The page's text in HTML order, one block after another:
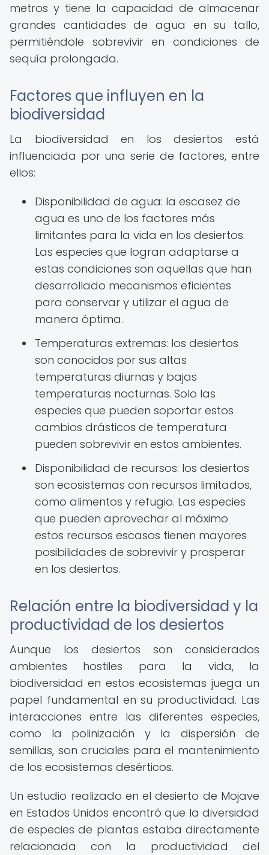
metros y tiene la capacidad de almacenar
grandes cantidades de agua en su tallo,
permitiéndole sobrevivir en condiciones de
sequía prolongada.
Factores que influyen en la
biodiversidad
La biodiversidad en los desiertos está
influenciada por una serie de factores, entre
ellos:
Disponibilidad de agua: la escasez de
agua es uno de los factores más
limitantes para la vida en los desiertos.
Las especies que logran adaptarse a
estas condiciones son aquellas que han
desarrollado mecanismos eficientes
para conservar y utilizar el agua de
manera óptima.
Temperaturas extremas: los desiertos
son conocidos por sus altas
temperaturas diurnas y bajas
temperaturas nocturnas. Solo las
especies que pueden soportar estos
cambios drásticos de temperatura
pueden sobrevivir en estos ambientes.
Disponibilidad de recursos: los desiertos
son ecosistemas con recursos limitados,
como alimentos y refugio. Las especies
que pueden aprovechar al máximo
estos recursos escasos tienen mayores
posibilidades de sobrevivir y prosperar
en los desiertos.
Relación entre la biodiversidad y la
productividad de los desiertos
Aunque los desiertos son considerados
ambientes hostiles para la vida, la
biodiversidad en estos ecosistemas juega un
papel fundamental en su productividad. Las
interacciones entre las diferentes especies,
como la polinización y la dispersión de
semillas, son cruciales para el mantenimiento
de los ecosistemas desérticos.
Un estudio realizado en el desierto de Mojave
en Estados Unidos encontró que la diversidad
de especies de plantas estaba directamente
relacionada con la productividad del